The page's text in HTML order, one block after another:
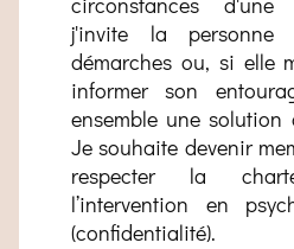
j'invite la
démarches ou, si elle
informer son
ensemble une
Je souhaite devenir
respecter la
l’intervention en
(confidentialité).